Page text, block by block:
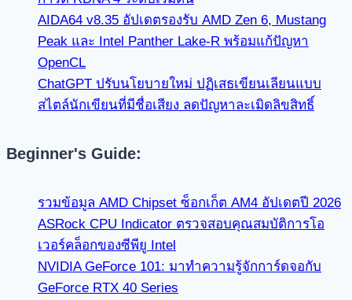
AIDA64 v8.35 อัปเดตรองรับ AMD Zen 6, Mustang
Peak และ Intel Panther Lake-R พร้อมแก้ปัญหา
OpenCL
ChatGPT ปรับนโยบายใหม่ ปฏิเสธเขียนเลียนแบบ
สไตล์นักเขียนที่มีชื่อเสียง ลดปัญหาละเมิดลิขสิทธิ์
Beginner's Guide:
รวมข้อมูล AMD Chipset ซ็อกเก็ต AM4 อัปเดตปี 2026
ASRock CPU Indicator ตรวจสอบคุณสมบัติการโอ
เวอร์คล็อกของซีพียู Intel
NVIDIA GeForce 101: มาทำความรู้จักการ์ดจอกับ
GeForce RTX 40 Series